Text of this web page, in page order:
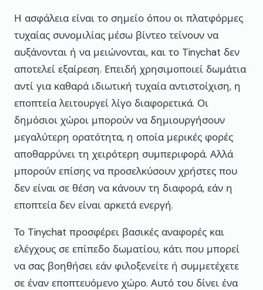
Η ασφάλεια είναι το σημείο όπου οι πλατφόρμες
τυχαίας συνομιλίας μέσω βίντεο τείνουν να
αυξάνονται ή να μειώνονται, και το Tinychat δεν
αποτελεί εξαίρεση. Επειδή χρησιμοποιεί δωμάτια
αντί για καθαρά ιδιωτική τυχαία αντιστοίχιση, η
εποπτεία λειτουργεί λίγο διαφορετικά. Οι
δημόσιοι χώροι μπορούν να δημιουργήσουν
μεγαλύτερη ορατότητα, η οποία μερικές φορές
αποθαρρύνει τη χειρότερη συμπεριφορά. Αλλά
μπορούν επίσης να προσελκύσουν χρήστες που
δεν είναι σε θέση να κάνουν τη διαφορά, εάν η
εποπτεία δεν είναι αρκετά ενεργή.
Το Tinychat προσφέρει βασικές αναφορές και
ελέγχους σε επίπεδο δωματίου, κάτι που μπορεί
να σας βοηθήσει εάν φιλοξενείτε ή συμμετέχετε
σε έναν εποπτευόμενο χώρο. Αυτό του δίνει ένα